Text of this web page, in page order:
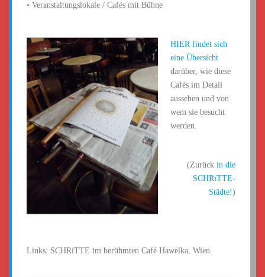
• Veranstaltungslokale / Cafés mit Bühne
HIER findet sich
eine Übersicht
darüber, wie diese
Cafés im Detail
aussehen und von
wem sie besucht
werden.
(Zurück in die
SCHRiTTE-
Städte!)
Links: SCHRiTTE im berühmten Café Hawelka, Wien.